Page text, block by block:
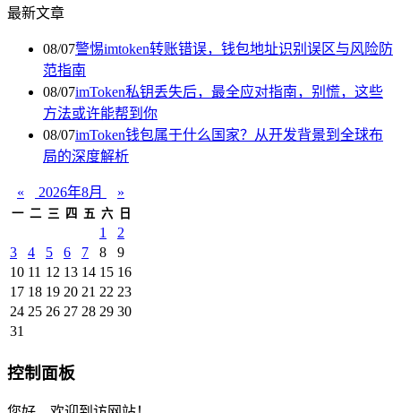
最新文章
08/07警惕imtoken转账错误，钱包地址识别误区与风险防
范指南
08/07imToken私钥丢失后，最全应对指南，别慌，这些
方法或许能帮到你
08/07imToken钱包属于什么国家？从开发背景到全球布
局的深度解析
« 2026年8月 »
一 二 三 四 五 六 日
1
2
3
4 5 6 7 8
9
10 11 12 13 14 15 16
17 18 19 20 21 22 23
24 25 26 27 28 29 30
31
控制面板